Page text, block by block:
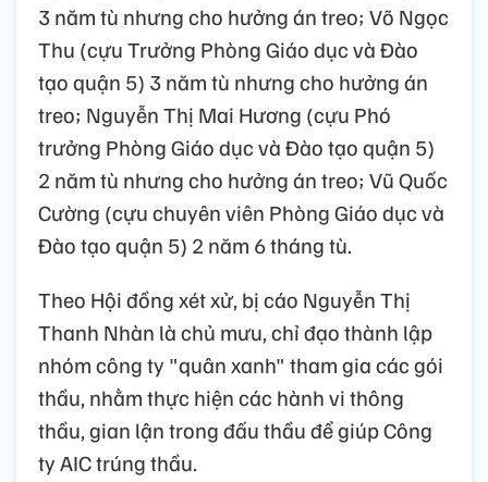
3 năm tù nhưng cho hưởng án treo; Võ Ngọc
Thu (cựu Trưởng Phòng Giáo dục và Đào
tạo quận 5) 3 năm tù nhưng cho hưởng án
treo; Nguyễn Thị Mai Hương (cựu Phó
trưởng Phòng Giáo dục và Đào tạo quận 5)
2 năm tù nhưng cho hưởng án treo; Vũ Quốc
Cường (cựu chuyên viên Phòng Giáo dục và
Đào tạo quận 5) 2 năm 6 tháng tù.
Theo Hội đồng xét xử, bị cáo Nguyễn Thị
Thanh Nhàn là chủ mưu, chỉ đạo thành lập
nhóm công ty "quân xanh" tham gia các gói
thầu, nhằm thực hiện các hành vi thông
thầu, gian lận trong đấu thầu để giúp Công
ty AIC trúng thầu.